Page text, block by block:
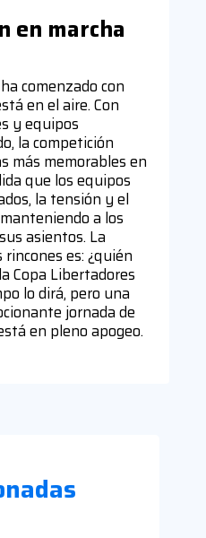
en marcha
comenzado con
en el aire. Con
y equipos
la competición
más memorables en
que los equipos
la tensión y el
a los
asientos. La
es: ¿quién
Copa Libertadores
lo dirá, pero una
jornada de
en pleno apogeo.